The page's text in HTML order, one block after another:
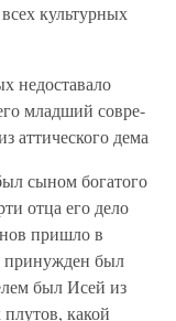
культурных
недоставало
младший совре­
аттического дема
сыном богатого
отца его дело
пришло в
принужден был
был Исей из
какой